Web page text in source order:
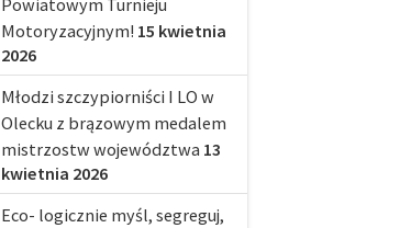
Powiatowym Turnieju
Motoryzacyjnym! 15 kwietnia
2026
Młodzi szczypiorniści I LO w
Olecku z brązowym medalem
mistrzostw województwa 13
kwietnia 2026
Eco- logicznie myśl, segreguj,